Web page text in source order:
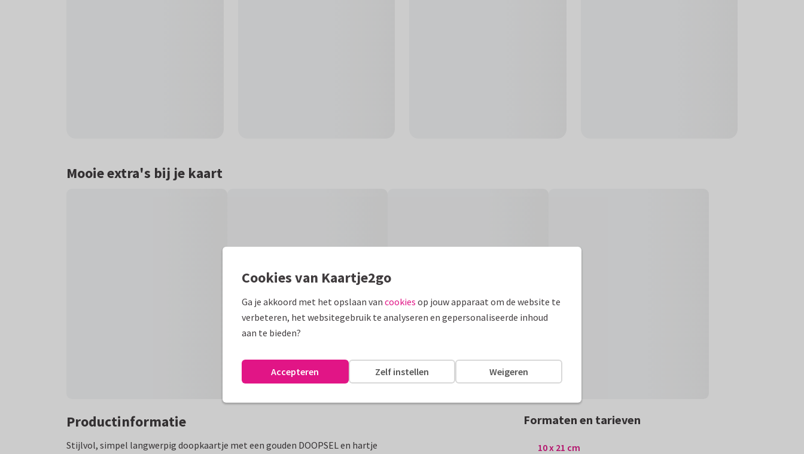
Mooie extra's bij je kaart
Productinformatie
Stijlvol, simpel langwerpig doopkaartje met een gouden DOOPSEL en hartje
Formaten en tarieven
10 x 21 cm
Cookies van Kaartje2go
Ga je akkoord met het opslaan van cookies op jouw apparaat om de website te
verbeteren, het websitegebruik te analyseren en gepersonaliseerde inhoud
aan te bieden?
Weigeren
Zelf instellen
Accepteren